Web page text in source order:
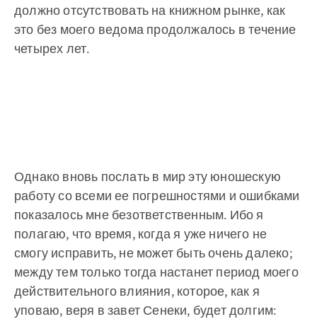
должно отсутствовать на книжном рынке, как
это без моего ведома продолжалось в течение
четырех лет.
Однако вновь послать в мир эту юношескую
работу со всеми ее погрешностями и ошибками
показалось мне безответственным. Ибо я
полагаю, что время, когда я уже ничего не
смогу исправить, не может быть очень далеко;
между тем только тогда настанет период моего
действительного влияния, которое, как я
уповаю, веря в завет Сенеки, будет долгим: